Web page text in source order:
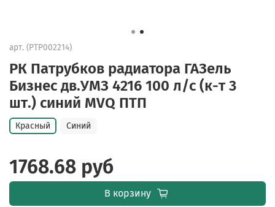
арт. (PTP002214)
РК Патрубков радиатора ГАЗель
Бизнес дв.УМЗ 4216 100 л/с (к-т 3
шт.) синий MVQ ПТП
Красный Синий
1768.68 руб
В корзину